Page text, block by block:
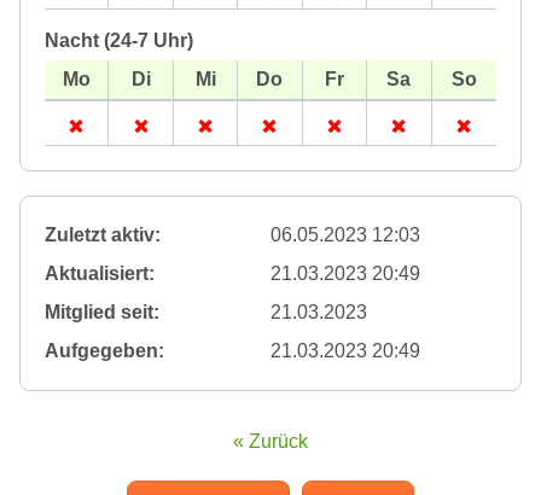
Nacht (24-7 Uhr)
Zuletzt aktiv:
06.05.2023 12:03
Aktualisiert:
21.03.2023 20:49
Mitglied seit:
21.03.2023
Aufgegeben:
21.03.2023 20:49
« Zurück